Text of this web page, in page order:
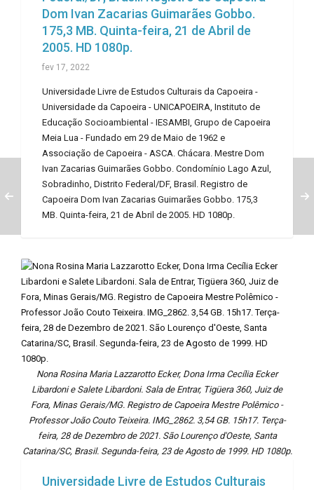
Dom Ivan Zacarias Guimarães Gobbo.
175,3 MB. Quinta-feira, 21 de Abril de
2005. HD 1080p.
fev 17, 2022
Universidade Livre de Estudos Culturais da Capoeira -
Universidade da Capoeira - UNICAPOEIRA, Instituto de
Educação Socioambiental - IESAMBI, Grupo de Capoeira
Meia Lua - Fundado em 29 de Maio de 1962 e
Associação de Capoeira - ASCA. Chácara. Mestre Dom
Ivan Zacarias Guimarães Gobbo. Condomínio Lago Azul,
Sobradinho, Distrito Federal/DF, Brasil. Registro de
Capoeira Dom Ivan Zacarias Guimarães Gobbo. 175,3
MB. Quinta-feira, 21 de Abril de 2005. HD 1080p.
Nona Rosina Maria Lazzarotto Ecker, Dona Irma Cecília Ecker
Libardoni e Salete Libardoni. Sala de Entrar, Tigüera 360, Juiz de
Fora, Minas Gerais/MG. Registro de Capoeira Mestre Polêmico -
Professor João Couto Teixeira. IMG_2862. 3,54 GB. 15h17. Terça-
feira, 28 de Dezembro de 2021. São Lourenço d'Oeste, Santa
Catarina/SC, Brasil. Segunda-feira, 23 de Agosto de 1999. HD 1080p.
Universidade Livre de Estudos Culturais